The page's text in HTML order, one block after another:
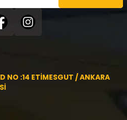
NO :14 ETİMESGUT / ANKARA